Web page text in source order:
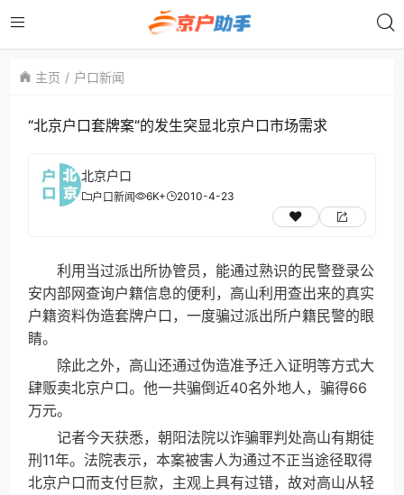
主页 户口新闻
“北京户口套牌案”的发生突显北京户口市场需求
北京户口
户口新闻 6K+ 2010-4-23
利用当过派出所协管员，能通过熟识的民警登录公
安内部网查询户籍信息的便利，高山利用查出来的真实
户籍资料伪造套牌户口，一度骗过派出所户籍民警的眼
睛。
除此之外，高山还通过伪造准予迁入证明等方式大
肆贩卖北京户口。他一共骗倒近40名外地人，骗得66
万元。
记者今天获悉，朝阳法院以诈骗罪判处高山有期徒
刑11年。法院表示，本案被害人为通过不正当途径取得
北京户口而支付巨款，主观上具有过错，故对高山从轻